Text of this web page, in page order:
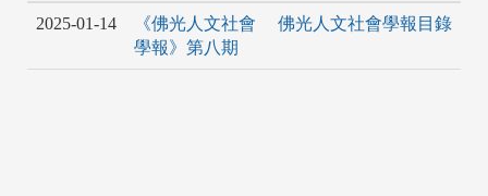
2025-01-14
《佛光人文社會
學報》第八期
佛光人文社會學報目錄